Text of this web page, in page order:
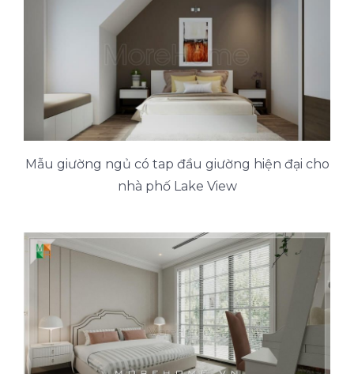
Mẫu giường ngủ có tap đầu giường hiện đại cho
nhà phố Lake View